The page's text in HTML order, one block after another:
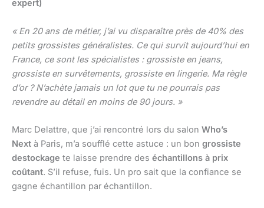
expert)
« En 20 ans de métier, j’ai vu disparaître près de 40% des
petits grossistes généralistes. Ce qui survit aujourd’hui en
France, ce sont les spécialistes : grossiste en jeans,
grossiste en survêtements, grossiste en lingerie. Ma règle
d’or ? N’achète jamais un lot que tu ne pourrais pas
revendre au détail en moins de 90 jours. »
Marc Delattre, que j’ai rencontré lors du salon Who’s
Next à Paris, m’a soufflé cette astuce : un bon grossiste
destockage te laisse prendre des échantillons à prix
coûtant. S’il refuse, fuis. Un pro sait que la confiance se
gagne échantillon par échantillon.